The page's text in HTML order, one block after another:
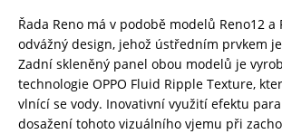
Řada Reno má v podobě modelů Reno12 a
odvážný design, jehož ústředním prvkem
Zadní skleněný panel obou modelů je
technologie OPPO Fluid Ripple Texture,
vlnící se vody. Inovativní využití efektu
dosažení tohoto vizuálního vjemu při